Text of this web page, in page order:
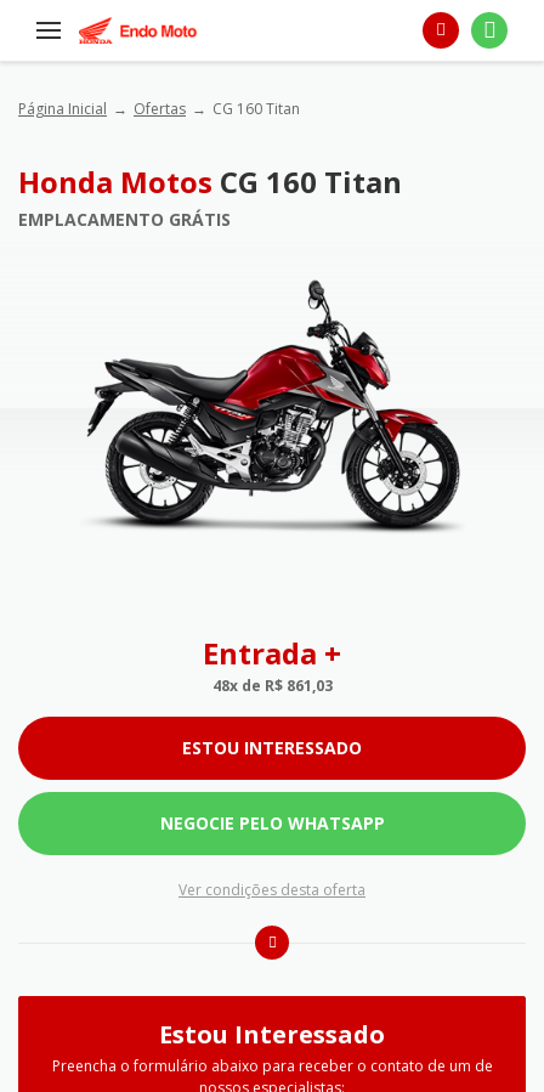
Página Inicial Ofertas CG 160 Titan
Honda Motos CG 160 Titan
EMPLACAMENTO GRÁTIS
Entrada +
48x de R$ 861,03
ESTOU INTERESSADO
NEGOCIE PELO WHATSAPP
Ver condições desta oferta
Estou Interessado
Preencha o formulário abaixo para receber o contato de um de